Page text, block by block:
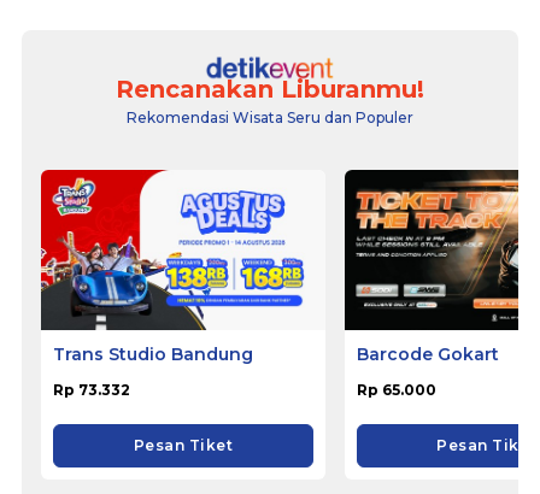
Rencanakan Liburanmu!
Rekomendasi Wisata Seru dan Populer
Trans Studio Bandung
Rp 73.332
Pesan Tiket
Barcode Gokart
Rp 65.000
Pesan Tiket